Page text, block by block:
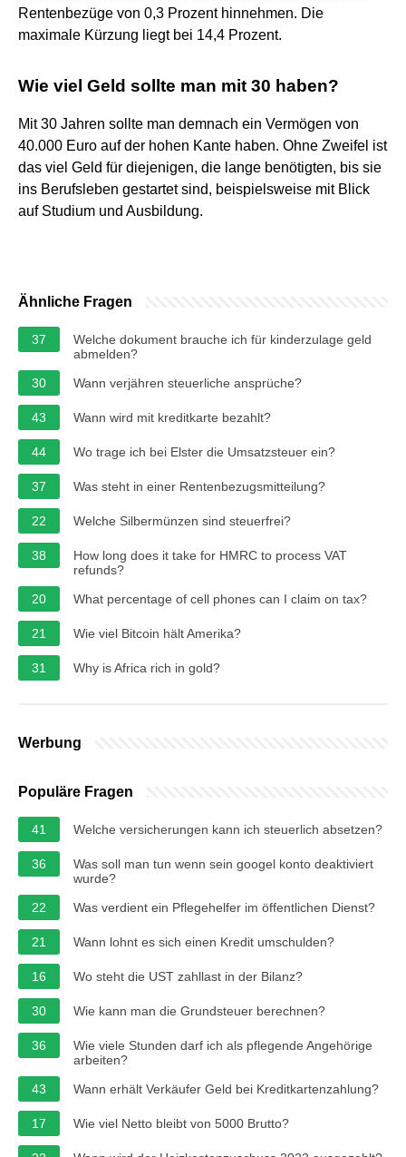
Rentenbezüge von 0,3 Prozent hinnehmen. Die
maximale Kürzung liegt bei 14,4 Prozent.
Wie viel Geld sollte man mit 30 haben?
Mit 30 Jahren sollte man demnach ein Vermögen von
40.000 Euro auf der hohen Kante haben. Ohne Zweifel ist
das viel Geld für diejenigen, die lange benötigten, bis sie
ins Berufsleben gestartet sind, beispielsweise mit Blick
auf Studium und Ausbildung.
Ähnliche Fragen
37
Welche dokument brauche ich für kinderzulage geld
abmelden?
30
Wann verjähren steuerliche ansprüche?
43 Wann wird mit kreditkarte bezahlt?
44 Wo trage ich bei Elster die Umsatzsteuer ein?
37 Was steht in einer Rentenbezugsmitteilung?
22 Welche Silbermünzen sind steuerfrei?
38
How long does it take for HMRC to process VAT
refunds?
20
What percentage of cell phones can I claim on tax?
21 Wie viel Bitcoin hält Amerika?
31 Why is Africa rich in gold?
Werbung
Populäre Fragen
41 Welche versicherungen kann ich steuerlich absetzen?
36
Was soll man tun wenn sein googel konto deaktiviert
wurde?
22
Was verdient ein Pflegehelfer im öffentlichen Dienst?
21 Wann lohnt es sich einen Kredit umschulden?
16 Wo steht die UST zahllast in der Bilanz?
30 Wie kann man die Grundsteuer berechnen?
36
Wie viele Stunden darf ich als pflegende Angehörige
arbeiten?
43
Wann erhält Verkäufer Geld bei Kreditkartenzahlung?
17 Wie viel Netto bleibt von 5000 Brutto?